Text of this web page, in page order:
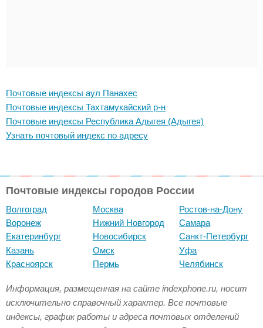
Почтовые индексы аул Панахес
Почтовые индексы Тахтамукайский р-н
Почтовые индексы Республика Адыгея (Адыгея)
Узнать почтовый индекс по адресу
Почтовые индексы городов России
Волгоград
Воронеж
Екатеринбург
Казань
Красноярск
Москва
Нижний Новгород
Новосибирск
Омск
Пермь
Ростов-на-Дону
Самара
Санкт-Петербург
Уфа
Челябинск
Информация, размещенная на сайте indexphone.ru, носит
исключительно справочный характер. Все почтовые
индексы, график работы и адреса почтовых отделений